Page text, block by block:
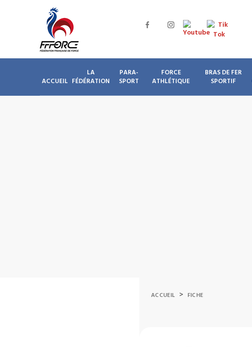
ACCUEIL
LA
FÉDÉRATION
PARA-
SPORT
FORCE
ATHLÉTIQUE
BRAS DE FER
SPORTIF
ACCUEIL > FICHE